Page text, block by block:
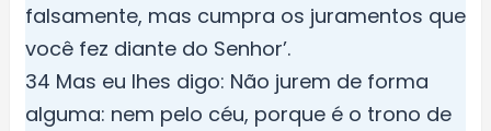
falsamente, mas cumpra os juramentos que
você fez diante do Senhor’.
34 Mas eu lhes digo: Não jurem de forma
alguma: nem pelo céu, porque é o trono de